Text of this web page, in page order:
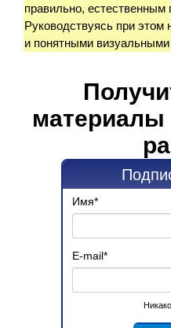
правильно, естественным
Руководствуясь при
и понятными
материалы
Имя*
E-mail*